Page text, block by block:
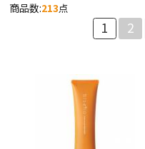
商品数:213点
1 2